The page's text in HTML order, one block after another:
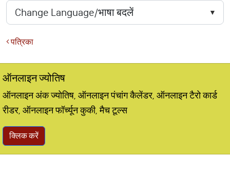
पत्रिका
ऑनलाइन ज्योतिष
ऑनलाइन अंक ज्योतिष, ऑनलाइन पंचांग कैलेंडर, ऑनलाइन टैरो कार्ड
रीडर, ऑनलाइन फॉर्च्यून कुकी, मैच टूल्स
क्लिक करें